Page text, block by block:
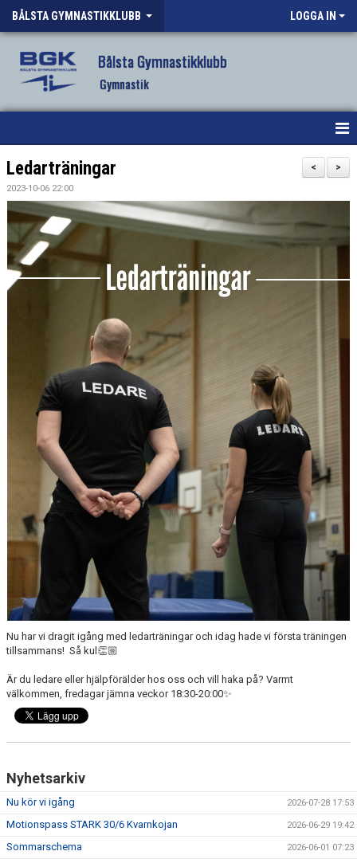
BÅLSTA GYMNASTIKKLUBB LOGGA IN
Bålsta Gymnastikklubb
Gymnastik
HEM
NYHETER
OM KLUBBEN
VÅR VERKSAMHET
FÖRENINGSKLÄDER BGK
ANMÄLAN
LEDARE
>
<
Ledarträningar
2023-10-06 22:00
Nu har vi dragit igång med ledarträningar och idag hade vi första träningen
tillsammans! Så kul👏🏼
Är du ledare eller hjälpförälder hos oss och vill haka på? Varmt
välkommen, fredagar jämna veckor 18:30-20:00✨
Nyhetsarkiv
Nu kör vi igång 2026-07-28 17:53
Motionspass STARK 30/6 Kvarnkojan 2026-06-29 19:42
Sommarschema 2026-06-01 07:23